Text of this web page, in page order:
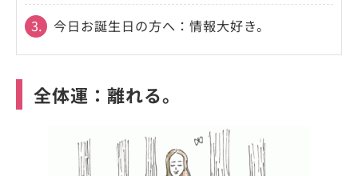
3. 今日お誕生日の方へ：情報大好き。
全体運：離れる。